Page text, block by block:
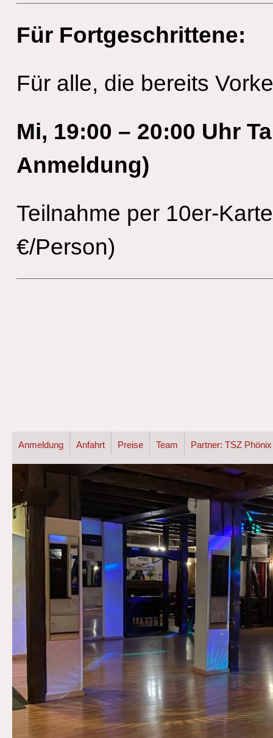
Für Fortgeschrittene:
Für alle, die bereits
Mi, 19:00 – 20:00 Uhr
Anmeldung)
Teilnahme per 10er-
€/Person)
Anmeldung Anfahrt Preise Team Partner: TSZ